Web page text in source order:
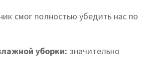
смог полностью убедить нас по
уборки: значительно